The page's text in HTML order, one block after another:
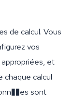
de calcul. Vous
vos
et
chaque calcul
sont